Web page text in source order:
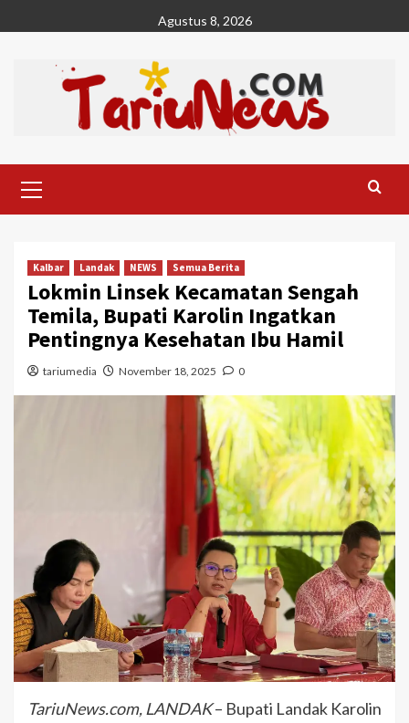
to
Agustus 8, 2026
Menu
Kalbar Landak NEWS Semua Berita
Lokmin Linsek Kecamatan Sengah
Temila, Bupati Karolin Ingatkan
Pentingnya Kesehatan Ibu Hamil
tariumedia November 18, 2025 0
TariuNews.com, LANDAK– Bupati Landak Karolin